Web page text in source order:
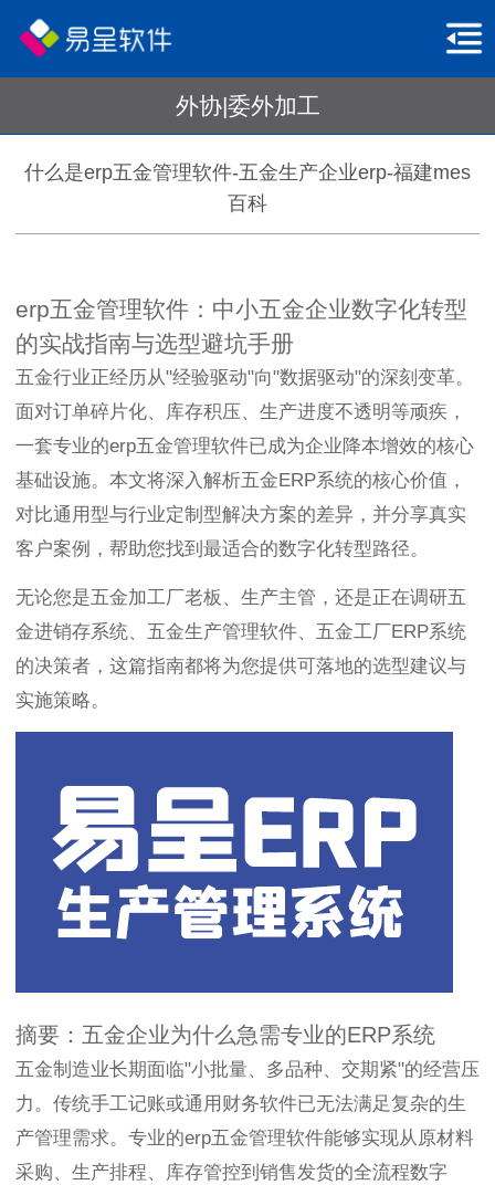
外协|委外加工
什么是erp五金管理软件-五金生产企业erp-福建mes
百科
erp五金管理软件：中小五金企业数字化转型
的实战指南与选型避坑手册
五金行业正经历从"经验驱动"向"数据驱动"的深刻变革。
面对订单碎片化、库存积压、生产进度不透明等顽疾，
一套专业的erp五金管理软件已成为企业降本增效的核心
基础设施。本文将深入解析五金ERP系统的核心价值，
对比通用型与行业定制型解决方案的差异，并分享真实
客户案例，帮助您找到最适合的数字化转型路径。
无论您是五金加工厂老板、生产主管，还是正在调研五
金进销存系统、五金生产管理软件、五金工厂ERP系统
的决策者，这篇指南都将为您提供可落地的选型建议与
实施策略。
摘要：五金企业为什么急需专业的ERP系统
五金制造业长期面临"小批量、多品种、交期紧"的经营压
力。传统手工记账或通用财务软件已无法满足复杂的生
产管理需求。专业的erp五金管理软件能够实现从原材料
采购、生产排程、库存管控到销售发货的全流程数字